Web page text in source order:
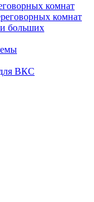
комнат
комнат
больших
ВКС